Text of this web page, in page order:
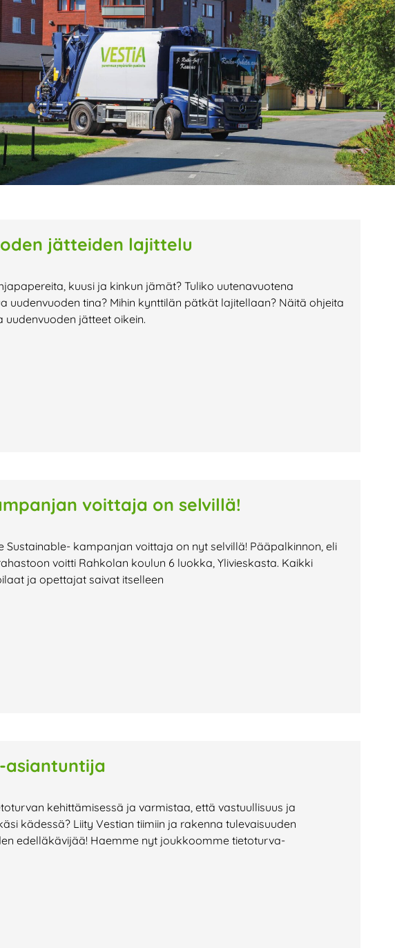
jätteiden lajittelu
kuusi ja kinkun jämät? Tuliko uutenavuotena
uudenvuoden tina? Mihin kynttilän pätkät lajitellaan? Näitä ohjeita
jätteet oikein.
voittaja on selvillä!
Sustainable- kampanjan voittaja on nyt selvillä! Pääpalkinnon, eli
voitti Rahkolan koulun 6 luokka, Ylivieskasta. Kaikki
ja opettajat saivat itselleen
asiantuntija
kehittämisessä ja varmistaa, että vastuullisuus ja
kädessä? Liity Vestian tiimiin ja rakenna tulevaisuuden
edelläkävijää! Haemme nyt joukkoomme tietoturva-